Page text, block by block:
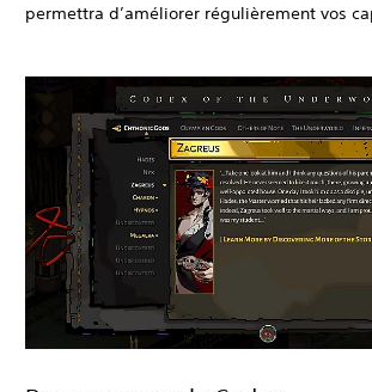
permettra d’améliorer régulièrement vos